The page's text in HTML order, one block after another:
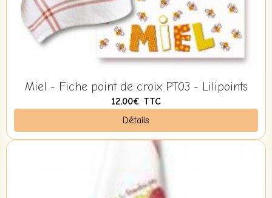
Miel - Fiche point de croix PT03 - Lilipoints
12,00€ TTC
Détails